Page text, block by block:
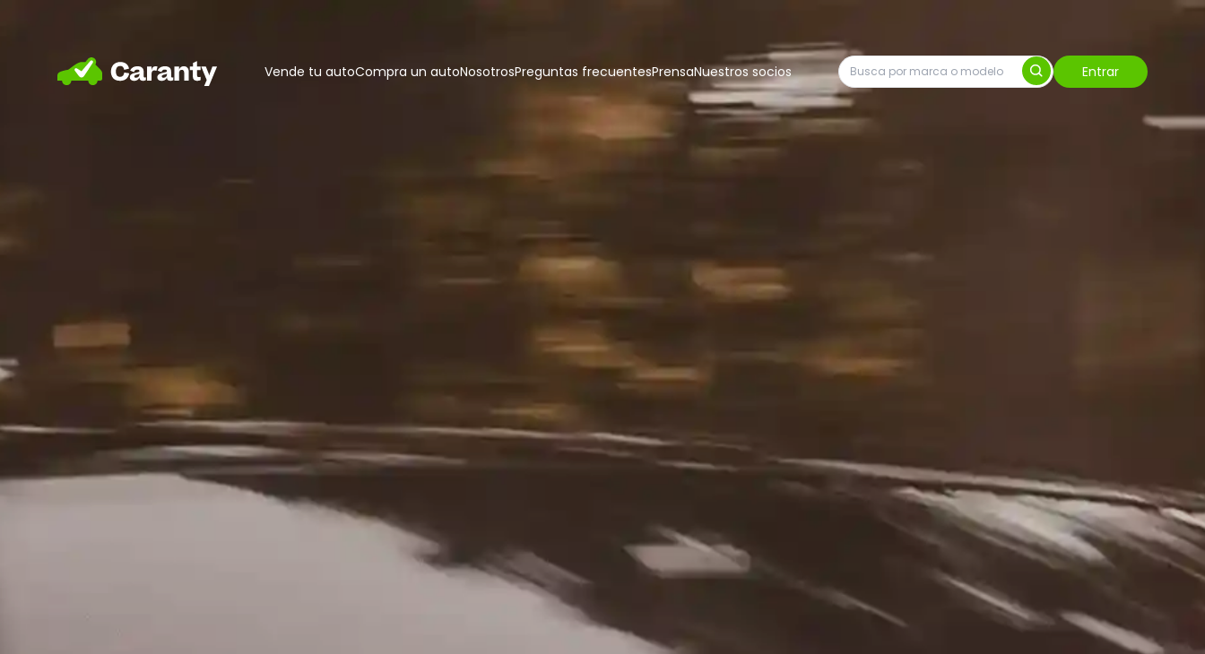
Home Vende tu autoCompra un autoNosotrosPreguntas frecuentesPrensaNuestros socios Entrar